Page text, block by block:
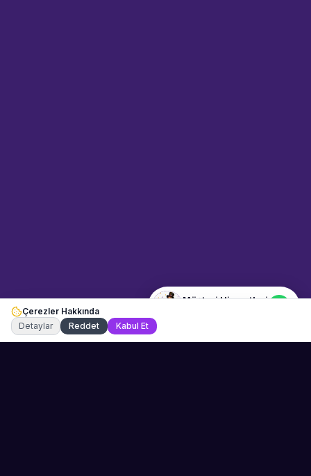
Müşteri Hizmetleri
Çerezler Hakkında
Detaylar
Reddet Kabul Et